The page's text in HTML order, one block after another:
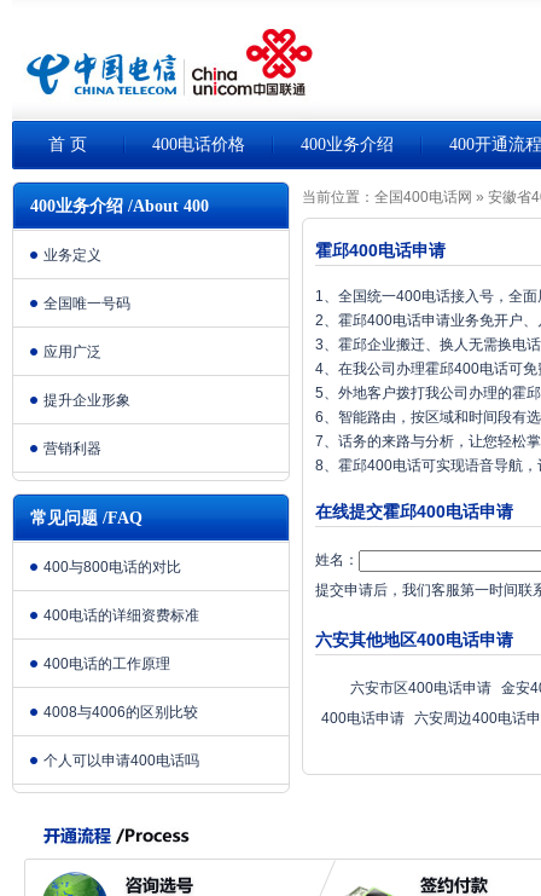
首 页 400电话价格 400业务介绍 400开通流程
400业务介绍 /About 400
业务定义
全国唯一号码
应用广泛
提升企业形象
营销利器
常见问题 /FAQ
400与800电话的对比
400电话的详细资费标准
400电话的工作原理
4008与4006的区别比较
个人可以申请400电话吗
当前位置： 全国400电话网 » 安徽省
霍邱400电话申请
1、全国统一400电话接入号，全
2、霍邱400电话申请业务免开户
3、霍邱企业搬迁、换人无需换电
4、在我公司办理霍邱400电话可
5、外地客户拨打我公司办理的霍
6、智能路由，按区域和时间段有
7、话务的来路与分析，让您轻松
8、霍邱400电话可实现语音导航
在线提交霍邱400电话申请
姓名：
提交申请后，我们客服第一时间联
六安其他地区400电话申请
六安市区400电话申请 金安
400电话申请 六安周边400电话